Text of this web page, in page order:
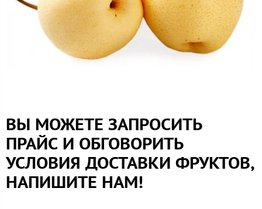
ВЫ МОЖЕТЕ ЗАПРОСИТЬ
ПРАЙС И ОБГОВОРИТЬ
УСЛОВИЯ ДОСТАВКИ ФРУКТОВ,
НАПИШИТЕ НАМ!